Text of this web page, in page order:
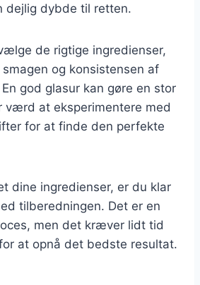
dejlig dybde til retten.
de rigtige ingredienser,
og konsistensen af
god glasur kan gøre en stor
værd at eksperimentere med
for at finde den perfekte
dine ingredienser, er du klar
tilberedningen. Det er en
men det kræver lidt tid
at opnå det bedste resultat.